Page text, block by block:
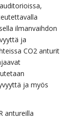
ilmanvaihdon
ja
CO2 anturit
ja myös
antureilla